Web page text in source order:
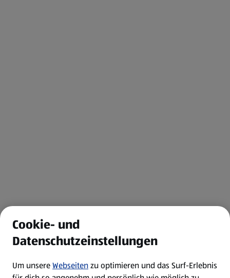
Cookie- und
Datenschutzeinstellungen
Um unsereWebseitenzu optimieren und das Surf-Erlebnis